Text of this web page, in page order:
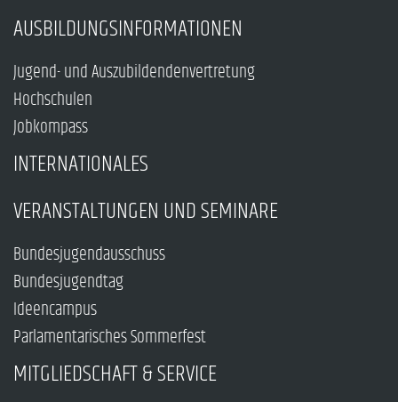
AUSBILDUNGSINFORMATIONEN
Jugend- und Auszubildendenvertretung
Hochschulen
Jobkompass
INTERNATIONALES
VERANSTALTUNGEN UND SEMINARE
Bundesjugendausschuss
Bundesjugendtag
Ideencampus
Parlamentarisches Sommerfest
MITGLIEDSCHAFT & SERVICE